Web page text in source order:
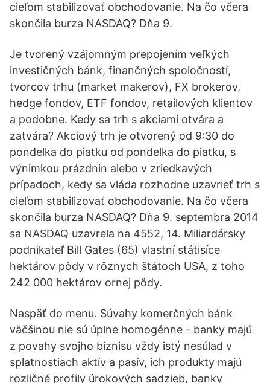
cieľom stabilizovať obchodovanie. Na čo včera
skončila burza NASDAQ? Dňa 9.
Je tvorený vzájomným prepojením veľkých
investičných bánk, finančných spoločností,
tvorcov trhu (market makerov), FX brokerov,
hedge fondov, ETF fondov, retailových klientov
a podobne. Kedy sa trh s akciami otvára a
zatvára? Akciový trh je otvorený od 9:30 do
pondelka do piatku od pondelka do piatku, s
výnimkou prázdnin alebo v zriedkavých
prípadoch, kedy sa vláda rozhodne uzavrieť trh s
cieľom stabilizovať obchodovanie. Na čo včera
skončila burza NASDAQ? Dňa 9. septembra 2014
sa NASDAQ uzavrela na 4552, 14. Miliardársky
podnikateľ Bill Gates (65) vlastní státisíce
hektárov pôdy v rôznych štátoch USA, z toho
242 000 hektárov ornej pôdy.
Naspäť do menu. Súvahy komerčných bánk
väčšinou nie sú úplne homogénne - banky majú
z povahy svojho biznisu vždy istý nesúlad v
splatnostiach aktív a pasív, ich produkty majú
rozličné profily úrokových sadzieb, banky